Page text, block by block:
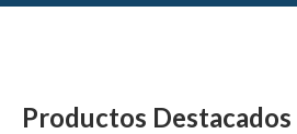
Productos Destacados